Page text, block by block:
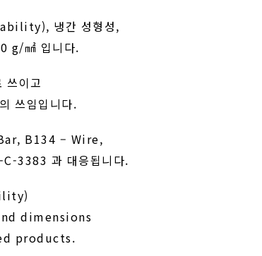
냉간 성형성,
g/㎟ 입니다.
이고
쓰임입니다.
B134 – Wire,
3383 과 대응됩니다.
dimensions
products.